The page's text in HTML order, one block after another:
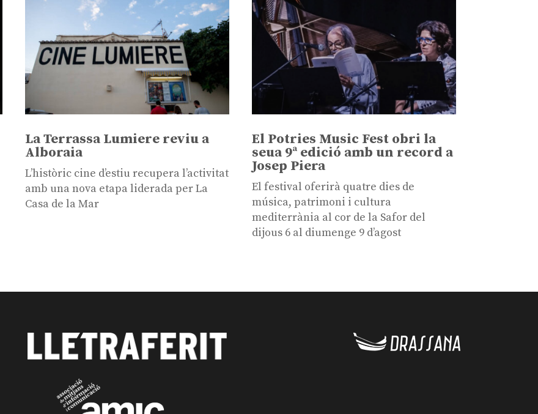
La Terrassa Lumiere reviu a
Alboraia
L’històric cine d’estiu recupera l’activitat
amb una nova etapa liderada per La
Casa de la Mar
El Potries Music Fest obri la
seua 9ª edició amb un record a
Josep Piera
El festival oferirà quatre dies de
música, patrimoni i cultura
mediterrània al cor de la Safor del
dijous 6 al diumenge 9 d’agost